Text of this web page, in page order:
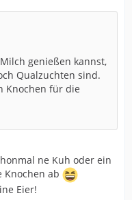
genießen kannst,
Qualzuchten sind.
Knochen für die
ne Kuh oder ein
Knochen ab
Eier!